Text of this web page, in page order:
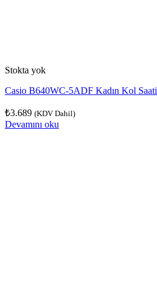
Stokta yok
Casio B640WC-5ADF Kadın Kol Saati
₺3.689 (KDV Dahil)
Devamını oku